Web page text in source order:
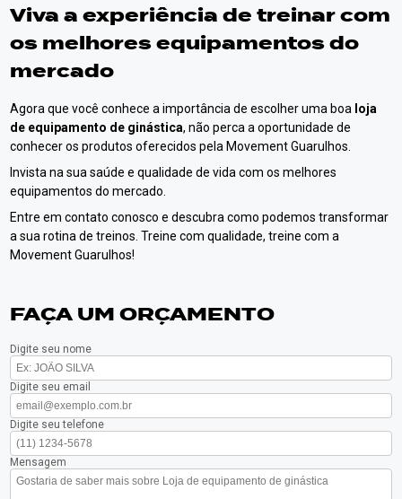
Viva a experiência de treinar com
os melhores equipamentos do
mercado
Agora que você conhece a importância de escolher uma boa loja
de equipamento de ginástica, não perca a oportunidade de
conhecer os produtos oferecidos pela Movement Guarulhos.
Invista na sua saúde e qualidade de vida com os melhores
equipamentos do mercado.
Entre em contato conosco e descubra como podemos transformar
a sua rotina de treinos. Treine com qualidade, treine com a
Movement Guarulhos!
FAÇA UM ORÇAMENTO
Digite seu nome
Digite seu email
Digite seu telefone
Mensagem